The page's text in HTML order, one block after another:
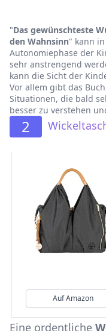
"Das gewünschteste
den Wahnsinn" kann
Autonomiephase der
sehr anstrengend
kann die Sicht der
Vor allem gibt das
Situationen, die bald
besser zu verstehen
2
Auf Amazon
Eine ordentliche